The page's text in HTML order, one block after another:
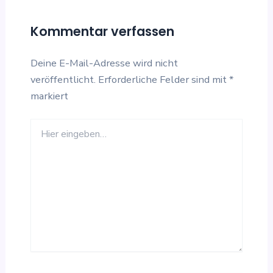
Kommentar verfassen
Deine E-Mail-Adresse wird nicht
veröffentlicht. Erforderliche Felder sind mit*
markiert
eingeben…